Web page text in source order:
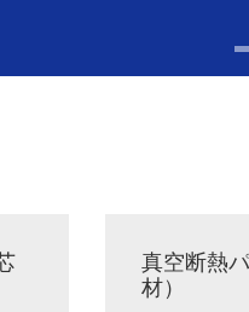
真空断熱
材）